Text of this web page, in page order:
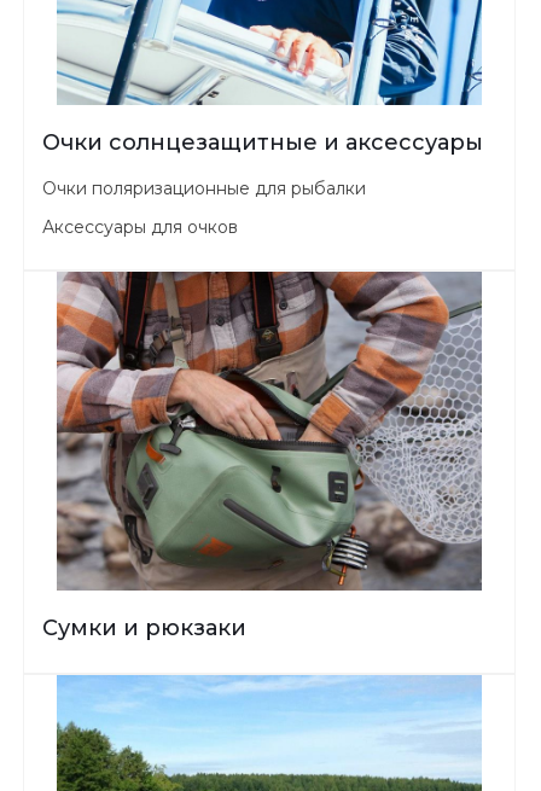
Очки солнцезащитные и аксессуары
Очки поляризационные для рыбалки
Аксессуары для очков
Сумки и рюкзаки